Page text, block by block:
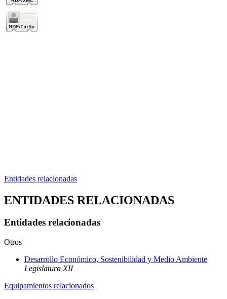
Entidades relacionadas
ENTIDADES RELACIONADAS
Entidades relacionadas
Otros
Desarrollo Económico, Sostenibilidad y Medio Ambiente
Legislatura XII
Equipamientos relacionados